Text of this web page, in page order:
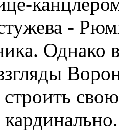
-
Однако
строить